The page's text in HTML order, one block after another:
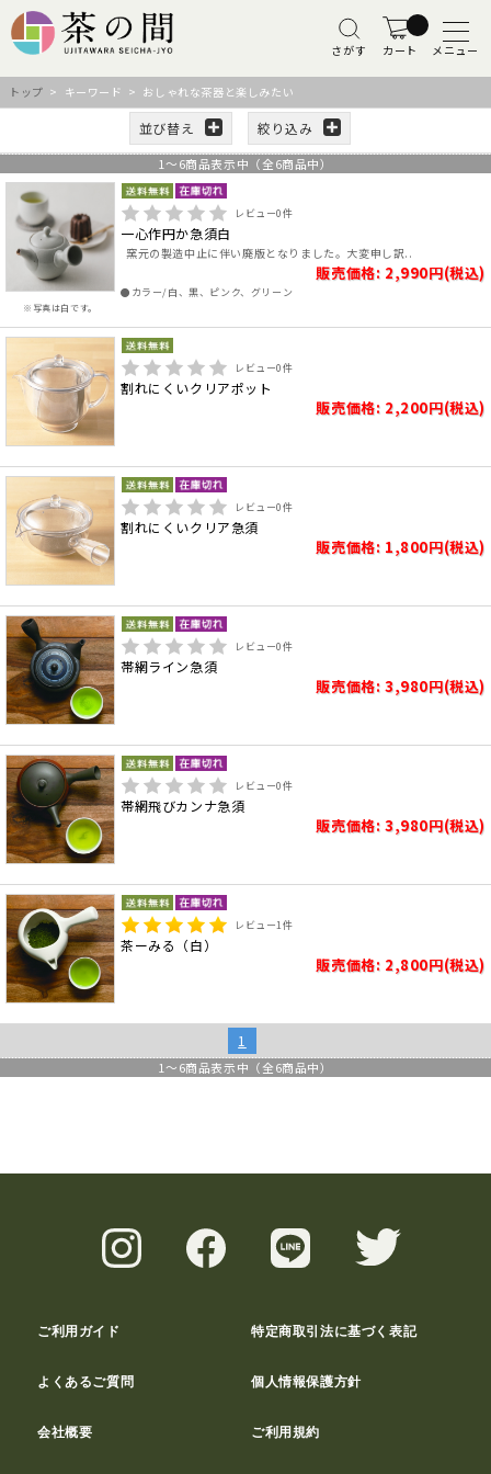
さがす カート メニュー
トップ > キーワード > おしゃれな茶器と楽しみたい
並び替え 絞り込み
1 ～6商品表示中（全6商品中）
※写真は白です。
レビュー0件
一心作円か急須白
窯元の製造中止に伴い廃版となりました。大変申し訳..
販売価格: 2,990円(税込)
●カラー/白、黒、ピンク、グリーン
レビュー0件
割れにくいクリアポット
販売価格: 2,200円(税込)
レビュー0件
割れにくいクリア急須
販売価格: 1,800円(税込)
レビュー0件
帯網ライン急須
販売価格: 3,980円(税込)
レビュー0件
帯網飛びカンナ急須
販売価格: 3,980円(税込)
レビュー1件
茶ーみる（白）
販売価格: 2,800円(税込)
1
1 ～6商品表示中（全6商品中）
ご利用ガイド 特定商取引法に基づく表記
よくあるご質問 個人情報保護方針
会社概要 ご利用規約